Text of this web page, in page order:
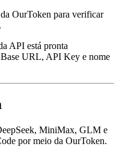
OurToken para verificar
API está pronta
URL, API Key e nome
MiniMax, GLM e
por meio da OurToken.